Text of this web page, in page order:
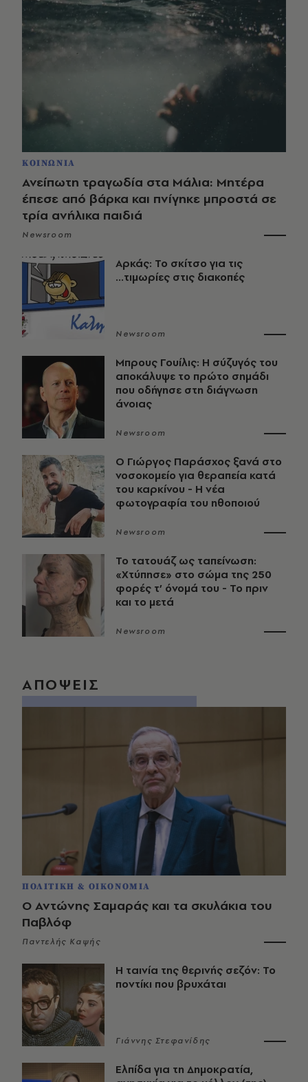
ΚΟΙΝΩΝΙΑ
Ανείπωτη τραγωδία στα Μάλια: Μητέρα
έπεσε από βάρκα και πνίγηκε μπροστά σε
τρία ανήλικα παιδιά
Newsroom
Αρκάς: Το σκίτσο για τις
...τιμωρίες στις διακοπές
Newsroom
Μπρους Γουίλις: Η σύζυγός του
αποκάλυψε το πρώτο σημάδι
που οδήγησε στη διάγνωση
άνοιας
Newsroom
O Γιώργος Παράσχος ξανά στο
νοσοκομείο για θεραπεία κατά
του καρκίνου - Η νέα
φωτογραφία του ηθοποιού
Newsroom
Το τατουάζ ως ταπείνωση:
«Χτύπησε» στο σώμα της 250
φορές τ’ όνομά του - Το πριν
και το μετά
Newsroom
ΑΠΟΨΕΙΣ
ΠΟΛΙΤΙΚΗ & ΟΙΚΟΝΟΜΙΑ
Ο Αντώνης Σαμαράς και τα σκυλάκια του
Παβλόφ
Παντελής Καψής
Η ταινία της θερινής σεζόν: Το
ποντίκι που βρυχάται
Γιάννης Στεφανίδης
Ελπίδα για τη Δημοκρατία,